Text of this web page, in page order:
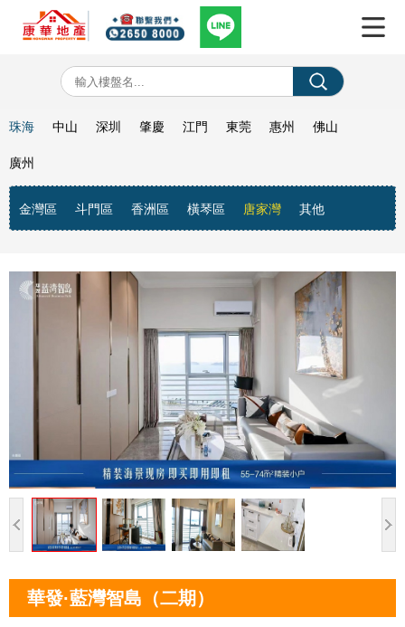
珠海
金灣區 斗門區 香洲區 橫琴區 唐家灣 其他
中山 深圳 肇慶 江門 東莞 惠州 佛山
廣州
華發·藍灣智島（二期）